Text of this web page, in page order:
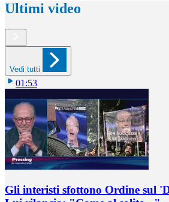
Ultimi video
Vedi tutti
01:53
Gli interisti sfottono Ordine sul